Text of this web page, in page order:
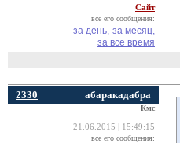
Сайт
все его сообщения:
за день, за месяц,
за все время
2330 абаракадабра
Кмс
21.06.2015 | 15:49:15
все его сообщения: